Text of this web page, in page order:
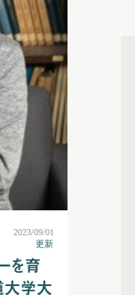
2023/09/01
更新
を育
大学大